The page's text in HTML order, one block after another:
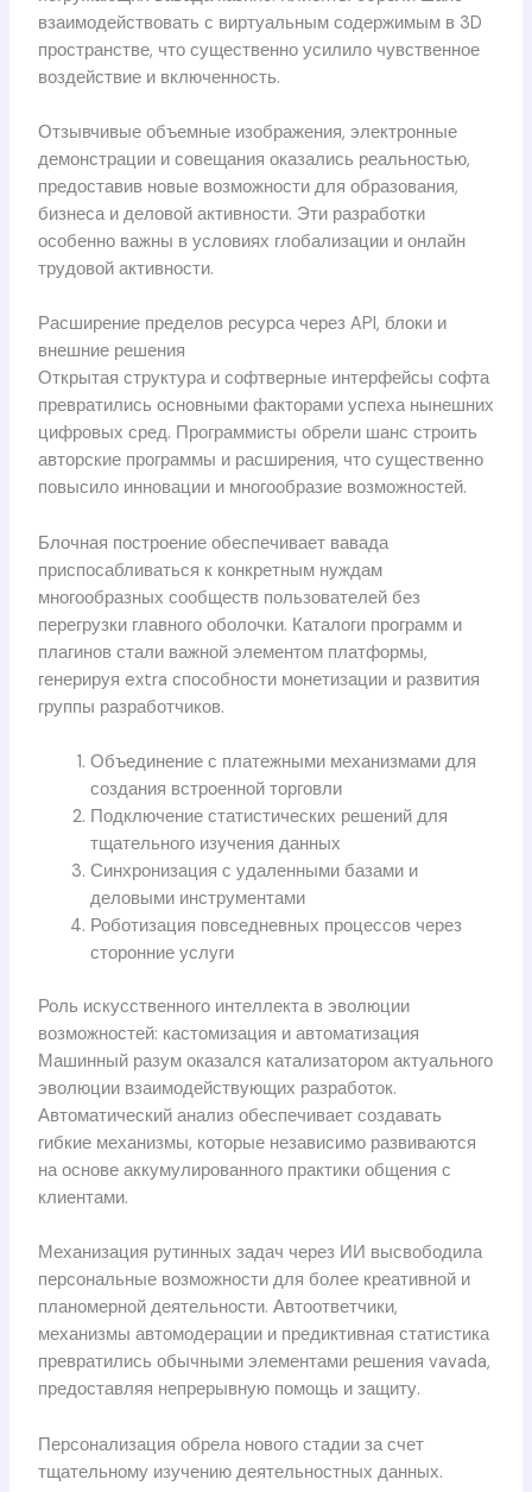
взаимодействовать с виртуальным содержимым в 3D
пространстве, что существенно усилило чувственное
воздействие и включенность.
Отзывчивые объемные изображения, электронные
демонстрации и совещания оказались реальностью,
предоставив новые возможности для образования,
бизнеса и деловой активности. Эти разработки
особенно важны в условиях глобализации и онлайн
трудовой активности.
Расширение пределов ресурса через API, блоки и
внешние решения
Открытая структура и софтверные интерфейсы софта
превратились основными факторами успеха нынешних
цифровых сред. Программисты обрели шанс строить
авторские программы и расширения, что существенно
повысило инновации и многообразие возможностей.
Блочная построение обеспечивает вавада
приспосабливаться к конкретным нуждам
многообразных сообществ пользователей без
перегрузки главного оболочки. Каталоги программ и
плагинов стали важной элементом платформы,
генерируя extra способности монетизации и развития
группы разработчиков.
Объединение с платежными механизмами для
создания встроенной торговли
Подключение статистических решений для
тщательного изучения данных
Синхронизация с удаленными базами и
деловыми инструментами
Роботизация повседневных процессов через
сторонние услуги
Роль искусственного интеллекта в эволюции
возможностей: кастомизация и автоматизация
Машинный разум оказался катализатором актуального
эволюции взаимодействующих разработок.
Автоматический анализ обеспечивает создавать
гибкие механизмы, которые независимо развиваются
на основе аккумулированного практики общения с
клиентами.
Механизация рутинных задач через ИИ высвободила
персональные возможности для более креативной и
планомерной деятельности. Автоответчики,
механизмы автомодерации и предиктивная статистика
превратились обычными элементами решения vavada,
предоставляя непрерывную помощь и защиту.
Персонализация обрела нового стадии за счет
тщательному изучению деятельностных данных.